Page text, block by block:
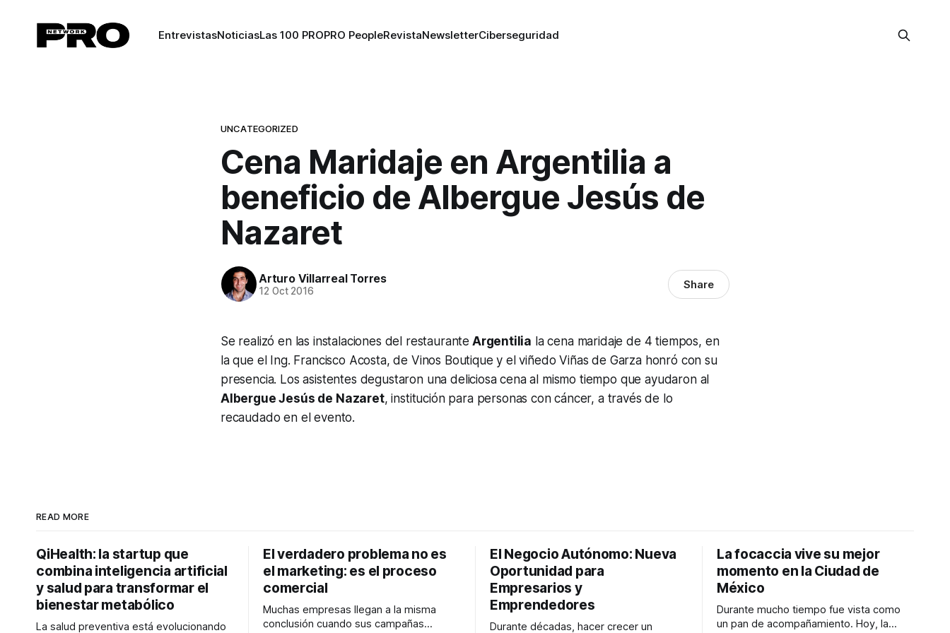
EntrevistasNoticiasLas 100 PROPRO PeopleRevistaNewsletterCiberseguridad
UNCATEGORIZED
Cena Maridaje en Argentilia a
beneficio de Albergue Jesús de
Nazaret
Arturo Villarreal Torres
12 Oct 2016 Share
Se realizó en las instalaciones del restaurante Argentilia la cena maridaje de 4 tiempos, en
la que el Ing. Francisco Acosta, de Vinos Boutique y el viñedo Viñas de Garza honró con su
presencia. Los asistentes degustaron una deliciosa cena al mismo tiempo que ayudaron al
Albergue Jesús de Nazaret, institución para personas con cáncer, a través de lo
recaudado en el evento.
READ MORE
QiHealth: la startup que
combina inteligencia artificial
y salud para transformar el
bienestar metabólico
La salud preventiva está evolucionando
El verdadero problema no es
el marketing: es el proceso
comercial
Muchas empresas llegan a la misma
conclusión cuando sus campañas
El Negocio Autónomo: Nueva
Oportunidad para
Empresarios y
Emprendedores
Durante décadas, hacer crecer un
La focaccia vive su mejor
momento en la Ciudad de
México
Durante mucho tiempo fue vista como
un pan de acompañamiento. Hoy, la